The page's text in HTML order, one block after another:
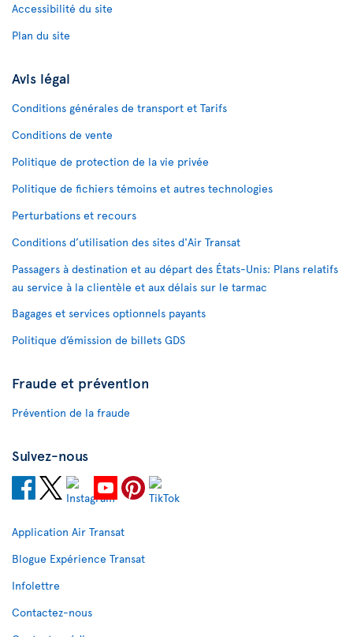
Accessibilité du site
Plan du site
Avis légal
Conditions générales de transport et Tarifs
Conditions de vente
Politique de protection de la vie privée
Politique de fichiers témoins et autres technologies
Perturbations et recours
Conditions d’utilisation des sites d'Air Transat
Passagers à destination et au départ des États-Unis: Plans relatifs
au service à la clientèle et aux délais sur le tarmac
Bagages et services optionnels payants
Politique d’émission de billets GDS
Fraude et prévention
Prévention de la fraude
Suivez-nous
Application Air Transat
Blogue Expérience Transat
Infolettre
Contactez-nous